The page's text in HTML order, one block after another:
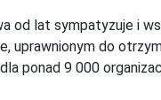
od lat sympatyzuje i
do
ponad 9 000